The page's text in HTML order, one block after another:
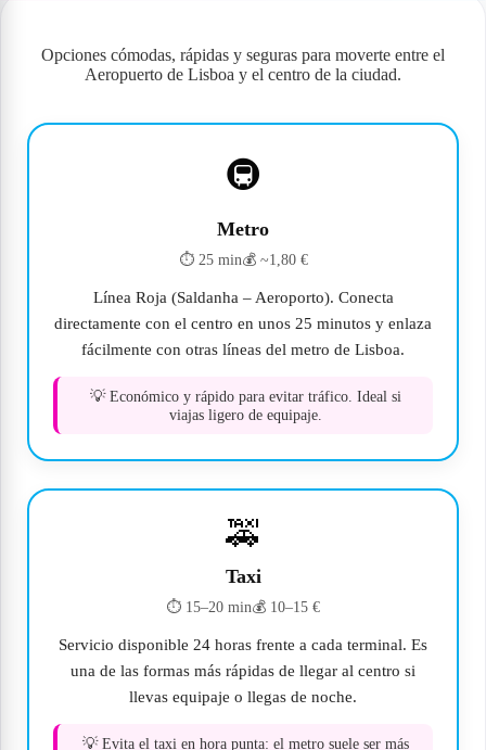
Opciones cómodas, rápidas y seguras para moverte entre el
Aeropuerto de Lisboa y el centro de la ciudad.
🚇
Metro
⏱ 25 min💰 ~1,80 €
Línea Roja (Saldanha – Aeroporto). Conecta
directamente con el centro en unos 25 minutos y enlaza
fácilmente con otras líneas del metro de Lisboa.
💡 Económico y rápido para evitar tráfico. Ideal si
viajas ligero de equipaje.
🚕
Taxi
⏱ 15–20 min💰 10–15 €
Servicio disponible 24 horas frente a cada terminal. Es
una de las formas más rápidas de llegar al centro si
llevas equipaje o llegas de noche.
💡 Evita el taxi en hora punta: el metro suele ser más